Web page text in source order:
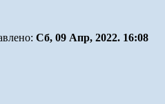
Сб, 09 Апр, 2022. 16:08